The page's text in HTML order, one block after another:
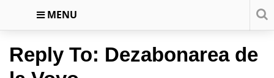
MENU
Reply To: Dezabonarea de